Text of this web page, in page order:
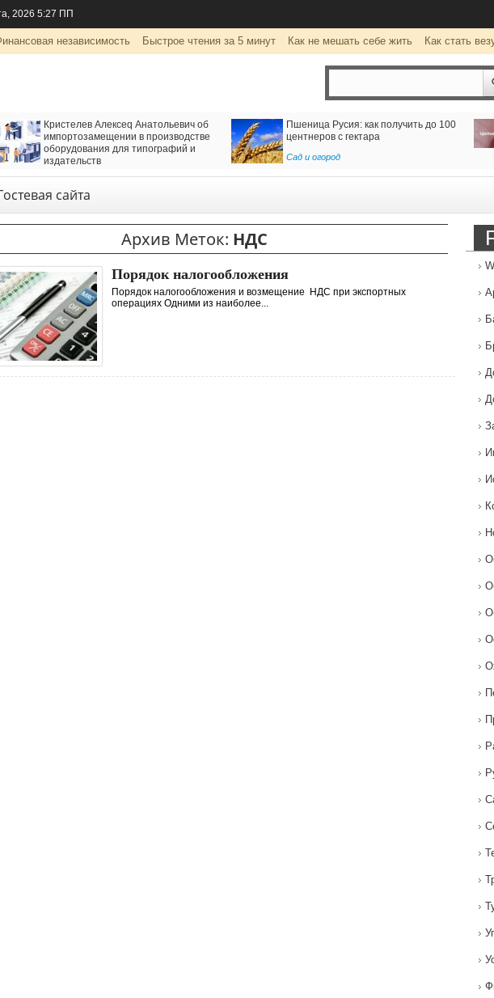
2026 5:27 ПП
независимость Быстрое чтения за 5 минут Как не мешать себе жить Как стать
Кристелев Алексеq Анатольевич об
импортозамещении в производстве
оборудования для типографий и
издательств
Пшеница Русия: как получить до 100
центнеров с гектара
Сад и огород
сайта
Архив Меток: НДС
Порядок налогообложения
Порядок налогообложения и возмещение НДС при экспортных
операциях Одними из наиболее...